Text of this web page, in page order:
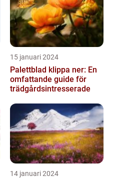
15 januari 2024
Palettblad klippa ner: En
omfattande guide för
trädgårdsintresserade
14 januari 2024